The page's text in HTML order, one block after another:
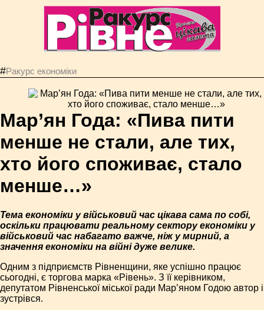
#Ракурс економiки
Мар’ян Года: «Пива пити
менше не стали, але тих,
хто його споживає, стало
менше…»
Тема економіки у військовий час цікава сама по собі,
оскільки працювати реальному сектору економіки у
військовий час набагато важче, ніж у мирний, а
значення економіки на війні дуже велике.
Одним з підприємств Рівненщини, яке успішно працює
сьогодні, є торгова марка «Рівень». З її керівником,
депутатом Рівненської міської ради Мар’яном Годою автор і
зустрівся.